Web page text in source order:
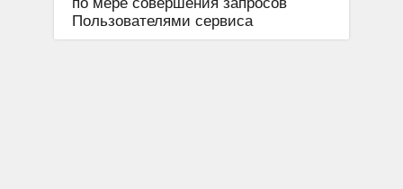
Пользователями сервиса